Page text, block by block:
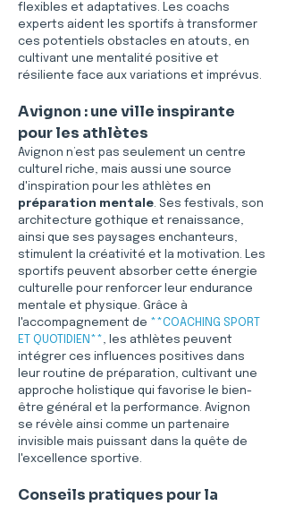
flexibles et adaptatives. Les coachs
experts aident les sportifs à transformer
ces potentiels obstacles en atouts, en
cultivant une mentalité positive et
résiliente face aux variations et imprévus.
Avignon : une ville inspirante
pour les athlètes
Avignon n’est pas seulement un centre
culturel riche, mais aussi une source
d'inspiration pour les athlètes en
préparation mentale. Ses festivals, son
architecture gothique et renaissance,
ainsi que ses paysages enchanteurs,
stimulent la créativité et la motivation. Les
sportifs peuvent absorber cette énergie
culturelle pour renforcer leur endurance
mentale et physique. Grâce à
l'accompagnement de **COACHING SPORT
ET QUOTIDIEN**, les athlètes peuvent
intégrer ces influences positives dans
leur routine de préparation, cultivant une
approche holistique qui favorise le bien-
être général et la performance. Avignon
se révèle ainsi comme un partenaire
invisible mais puissant dans la quête de
l'excellence sportive.
Conseils pratiques pour la